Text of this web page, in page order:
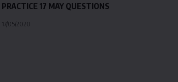
PRACTICE 17 MAY QUESTIONS
17/05/2020